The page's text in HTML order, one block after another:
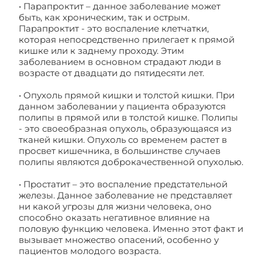
• Парапроктит – данное заболевание может
быть, как хроническим, так и острым.
Парапроктит - это воспаление клетчатки,
которая непосредственно прилегает к прямой
кишке или к заднему проходу. Этим
заболеванием в основном страдают люди в
возрасте от двадцати до пятидесяти лет.
• Опухоль прямой кишки и толстой кишки. При
данном заболевании у пациента образуются
полипы в прямой или в толстой кишке. Полипы
- это своеобразная опухоль, образующаяся из
тканей кишки. Опухоль со временем растет в
просвет кишечника, в большинстве случаев
полипы являются доброкачественной опухолью.
• Простатит – это воспаление предстательной
железы. Данное заболевание не представляет
ни какой угрозы для жизни человека, оно
способно оказать негативное влияние на
половую функцию человека. Именно этот факт и
вызывает множество опасений, особенно у
пациентов молодого возраста.